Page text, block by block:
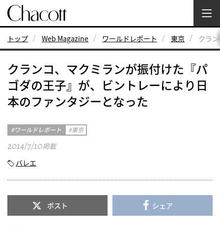
トップ Web Magazine ワールドレポート 東京 クラ
クランコ、マクミランが振付けた『パ
ゴダの王子』が、ビントレーにより日
本のファンタジーとなった
ワールドレポート 東京
2014/7/10掲載
バレエ
ポスト シェア